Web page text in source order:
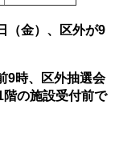
（金）、区外が9
9時、区外抽選会
の施設受付前で